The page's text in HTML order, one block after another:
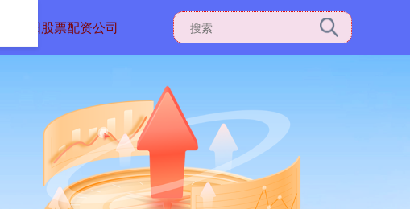
沈阳股票配资公司